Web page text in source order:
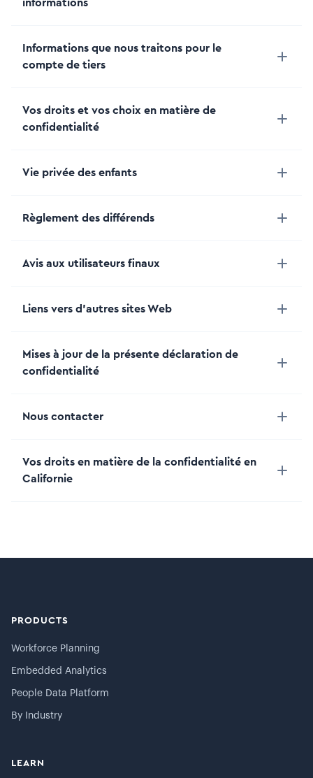
informations
Informations que nous traitons pour le
compte de tiers
Vos droits et vos choix en matière de
confidentialité
Vie privée des enfants
Règlement des différends
Avis aux utilisateurs finaux
Liens vers d'autres sites Web
Mises à jour de la présente déclaration de
confidentialité
Nous contacter
Vos droits en matière de la confidentialité en
Californie
PRODUCTS
Workforce Planning
Embedded Analytics
People Data Platform
By Industry
LEARN